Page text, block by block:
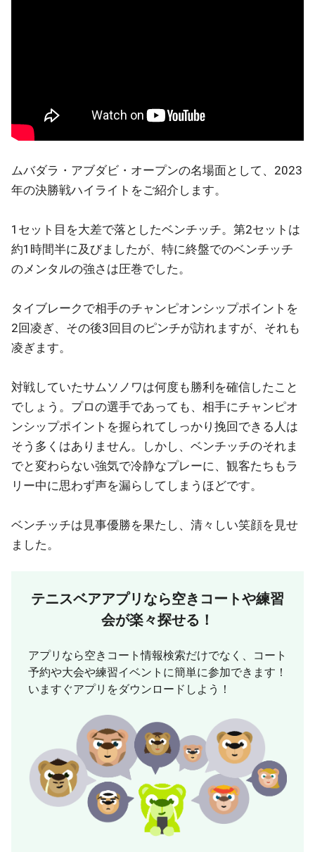
ムバダラ・アブダビ・オープンの名場面として、2023
年の決勝戦ハイライトをご紹介します。
1セット目を大差で落としたベンチッチ。第2セットは
約1時間半に及びましたが、特に終盤でのベンチッチ
のメンタルの強さは圧巻でした。
タイブレークで相手のチャンピオンシップポイントを
2回凌ぎ、その後3回目のピンチが訪れますが、それも
凌ぎます。
対戦していたサムソノワは何度も勝利を確信したこと
でしょう。プロの選手であっても、相手にチャンピオ
ンシップポイントを握られてしっかり挽回できる人は
そう多くはありません。しかし、ベンチッチのそれま
でと変わらない強気で冷静なプレーに、観客たちもラ
リー中に思わず声を漏らしてしまうほどです。
ベンチッチは見事優勝を果たし、清々しい笑顔を見せ
ました。
テニスベアアプリなら空きコートや練習
会が楽々探せる！
アプリなら空きコート情報検索だけでなく、コート
予約や大会や練習イベントに簡単に参加できます！
いますぐアプリをダウンロードしよう！